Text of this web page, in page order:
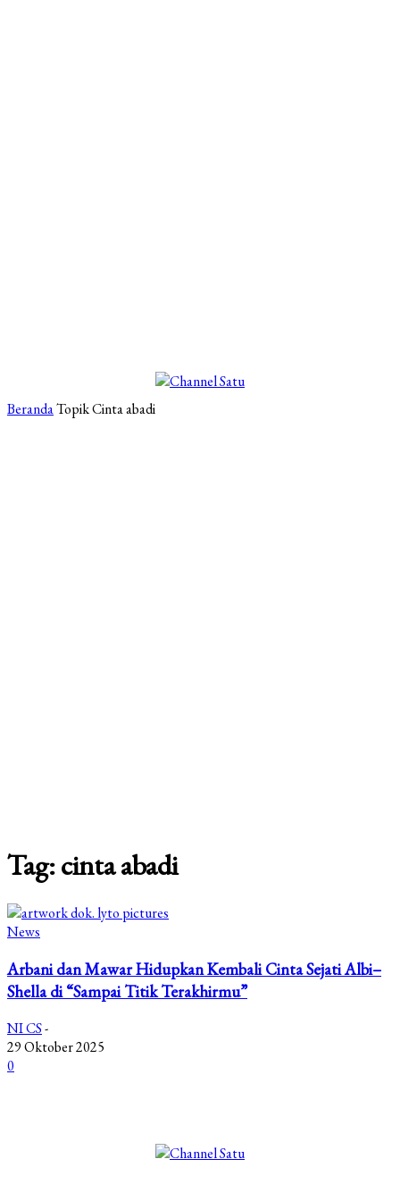
BerandaTopikCinta abadi
Tag: cinta abadi
News
Arbani dan Mawar Hidupkan Kembali Cinta Sejati Albi–
Shella di “Sampai Titik Terakhirmu”
NI CS-
29 Oktober 2025
0